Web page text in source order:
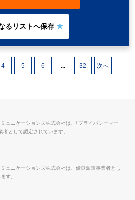
4 5 6 ... 32 次へ
ュニケーションズ株式会社は、｢プライバシーマー
者として認定されています。
ュニケーションズ株式会社は、優良派遣事業者とし
す。